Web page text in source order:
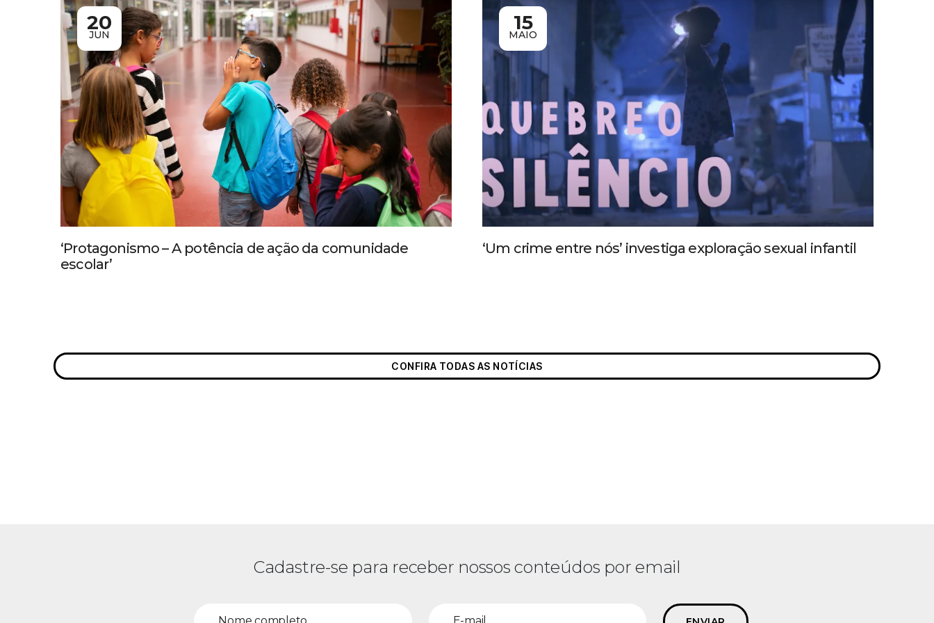
20
JUN
‘Protagonismo – A potência de ação da comunidade
escolar’
15
MAIO
‘Um crime entre nós’ investiga exploração sexual infantil
CONFIRA TODAS AS NOTÍCIAS
Cadastre-se para receber nossos conteúdos por email